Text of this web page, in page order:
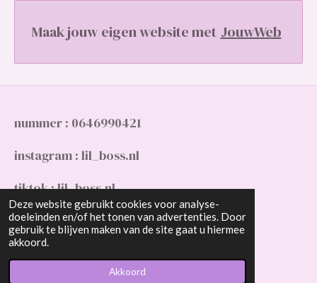
Deze website gebruikt cookies voor analyse-
doeleinden en/of het tonen van advertenties. Door
gebruik te blijven maken van de site gaat u hiermee
akkoord.
Akkoord
Maak jouw eigen website met JouwWeb
nummer : 0646990421
instagram : lil_boss.nl
tiktok : lil_boss.nl
gmail : Slimanimaya10@gmail.com
© 2023 - 2026 lil_boss.nl